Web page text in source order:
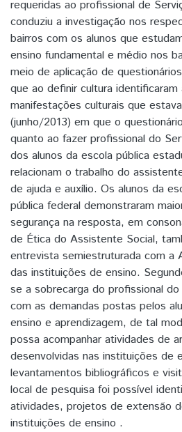
requeridas ao profissional de
conduziu a investigação nos
bairros com os alunos que
ensino fundamental e médio nos
meio de aplicação de
que ao definir cultura identificaram
manifestações culturais que
(junho/2013) em que o
quanto ao fazer profissional do
dos alunos da escola pública
relacionam o trabalho do
de ajuda e auxílio. Os alunos da
pública federal demonstraram
segurança na resposta, em
de Ética do Assistente Social,
entrevista semi­estruturada com a
das instituições de ensino.
se a sobrecarga do profissional
com as demandas postas pelos
ensino e aprendizagem, de tal
possa acompanhar atividades de
desenvolvidas nas instituições de
levantamentos bibliográficos e
local de pesquisa foi possível
atividades, projetos de extensão
instituições de ensino .